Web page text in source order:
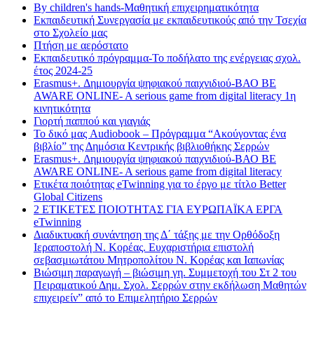
By children's hands-Μαθητική επιχειρηματικότητα
Εκπαιδευτική Συνεργασία με εκπαιδευτικούς από την Τσεχία
στο Σχολείο μας
Πτήση με αερόστατο
Εκπαιδευτικό πρόγραμμα-Το ποδήλατο της ενέργειας σχολ.
έτος 2024-25
Erasmus+. Δημιουργία ψηφιακού παιχνιδιού-ΒΑΟ BE
AWARE ONLINE- A serious game from digital literacy 1η
κινητικότητα
Γιορτή παππού και γιαγιάς
Το δικό μας Audiobook – Πρόγραμμα “Ακούγοντας ένα
βιβλίο” της Δημόσια Κεντρικής βιβλιοθήκης Σερρών
Erasmus+. Δημιουργία ψηφιακού παιχνιδιού-ΒΑΟ BE
AWARE ONLINE- A serious game from digital literacy
Ετικέτα ποιότητας eTwinning για το έργο με τίτλο Better
Global Citizens
2 ΕΤΙΚΕΤΕΣ ΠΟΙΟΤΗΤΑΣ ΓΙΑ ΕΥΡΩΠΑΪΚΑ ΕΡΓΑ
eTwinning
Διαδικτυακή συνάντηση της Δ΄ τάξης με την Ορθόδοξη
Ιεραποστολή Ν. Κορέας. Ευχαριστήρια επιστολή
σεβασμιωτάτου Μητροπολίτου Ν. Κορέας και Ιαπωνίας
Βιώσιμη παραγωγή – βιώσιμη γη. Συμμετοχή του Στ 2 του
Πειραματικού Δημ. Σχολ. Σερρών στην εκδήλωση Μαθητών
επιχειρείν” από το Επιμελητήριο Σερρών